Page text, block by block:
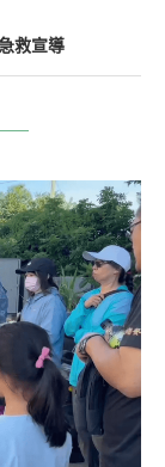
救宣導